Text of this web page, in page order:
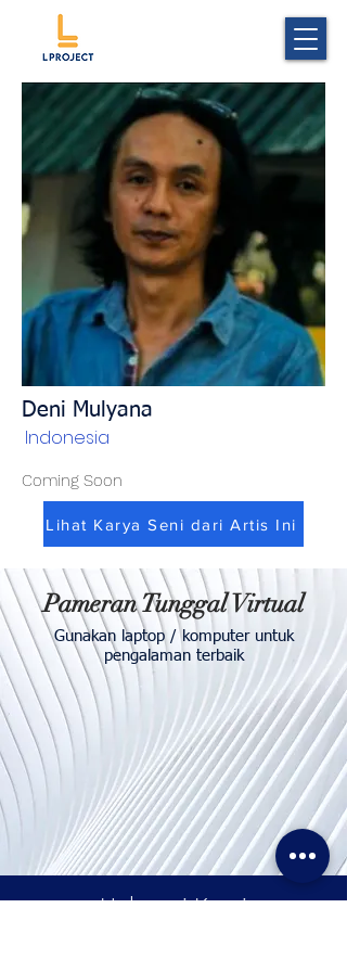
Deni Mulyana
Indonesia
Coming Soon
Lihat Karya Seni dari Artis Ini
Pameran Tunggal Virtual
Gunakan laptop / komputer untuk
pengalaman terbaik
Hubungi Kami